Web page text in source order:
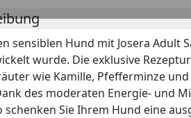
sensiblen Hund mit Josera
wurde. Die exklusive
wie Kamille, Pfefferminze
des moderaten Energie- und
schenken Sie Ihrem Hund eine